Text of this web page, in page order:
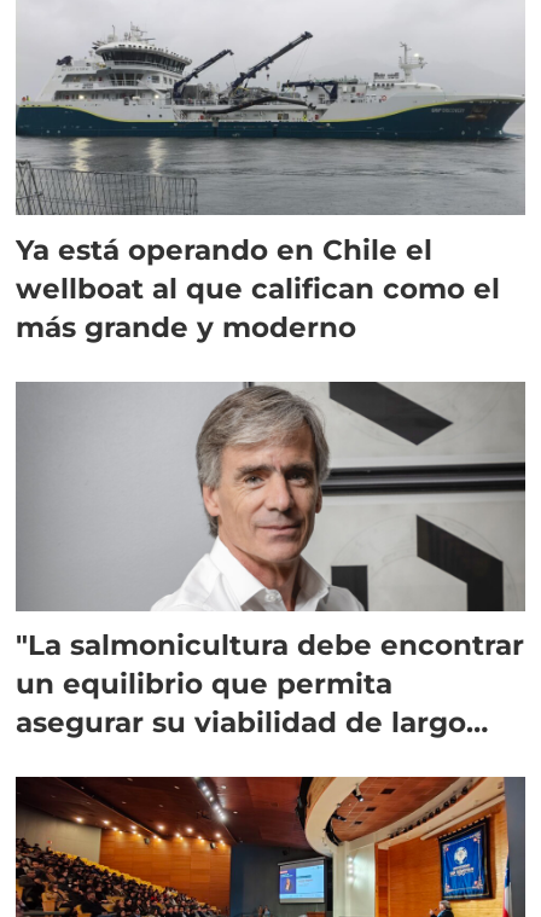
Ya está operando en Chile el
wellboat al que califican como el
más grande y moderno
"La salmonicultura debe encontrar
un equilibrio que permita
asegurar su viabilidad de largo